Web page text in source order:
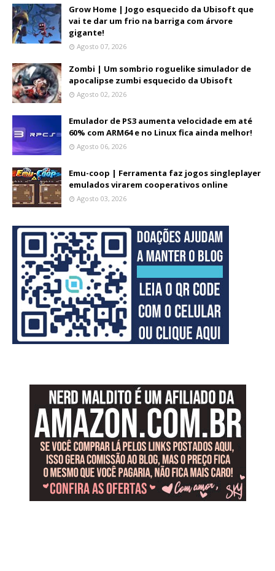
Grow Home | Jogo esquecido da Ubisoft que
vai te dar um frio na barriga com árvore
gigante!
Agosto 07, 2026
Zombi | Um sombrio roguelike simulador de
apocalipse zumbi esquecido da Ubisoft
Agosto 02, 2026
Emulador de PS3 aumenta velocidade em até
60% com ARM64 e no Linux fica ainda melhor!
Agosto 06, 2026
Emu-coop | Ferramenta faz jogos singleplayer
emulados virarem cooperativos online
Agosto 03, 2026